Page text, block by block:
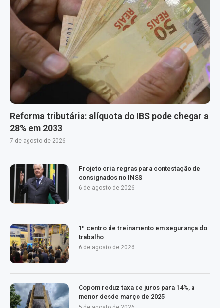
Reforma tributária: alíquota do IBS pode chegar a
28% em 2033
7 de agosto de 2026
Projeto cria regras para contestação de
consignados no INSS
6 de agosto de 2026
1º centro de treinamento em segurança do
trabalho
6 de agosto de 2026
Copom reduz taxa de juros para 14%, a
menor desde março de 2025